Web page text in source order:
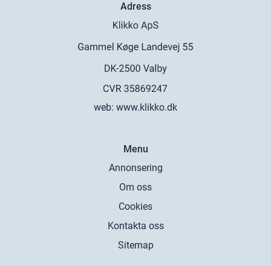
Adress
web: www.klikko.dk
Menu
Annonsering
Om oss
Cookies
Kontakta oss
Sitemap